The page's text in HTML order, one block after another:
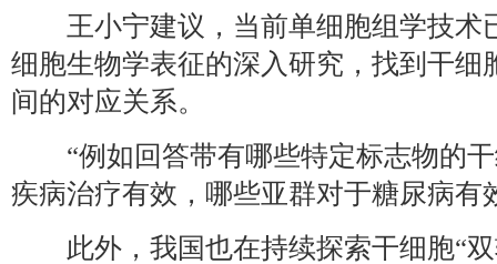
王小宁建议，当前单细胞组学技术
细胞生物学表征的深入研究，找到干细
间的对应关系。
“例如回答带有哪些特定标志物的干
疾病治疗有效，哪些亚群对于糖尿病有
此外，我国也在持续探索干细胞“双